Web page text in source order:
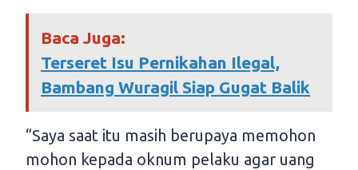
Baca Juga:
Terseret Isu Pernikahan Ilegal,
Bambang Wuragil Siap Gugat Balik
“Saya saat itu masih berupaya memohon
mohon kepada oknum pelaku agar uang